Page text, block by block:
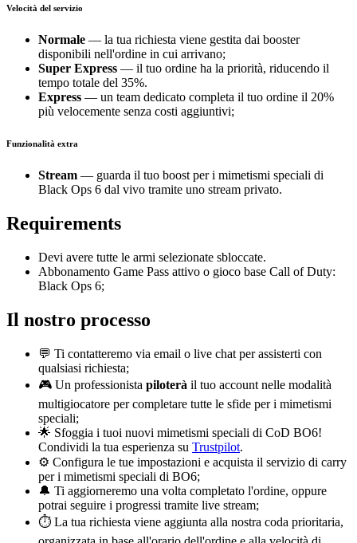
Velocità del servizio
Normale — la tua richiesta viene gestita dai booster
disponibili nell'ordine in cui arrivano;
Super Express — il tuo ordine ha la priorità, riducendo il
tempo totale del 35%.
Express — un team dedicato completa il tuo ordine il 20%
più velocemente senza costi aggiuntivi;
Funzionalità extra
Stream — guarda il tuo boost per i mimetismi speciali di
Black Ops 6 dal vivo tramite uno stream privato.
Requirements
Devi avere tutte le armi selezionate sbloccate.
Abbonamento Game Pass attivo o gioco base Call of Duty:
Black Ops 6;
Il nostro processo
💬 Ti contatteremo via email o live chat per assisterti con
qualsiasi richiesta;
🎮 Un professionista piloterà il tuo account nelle modalità
multigiocatore per completare tutte le sfide per i mimetismi
speciali;
🌟 Sfoggia i tuoi nuovi mimetismi speciali di CoD BO6!
Condividi la tua esperienza su Trustpilot.
⚙️ Configura le tue impostazioni e acquista il servizio di carry
per i mimetismi speciali di BO6;
🔔 Ti aggiorneremo una volta completato l'ordine, oppure
potrai seguire i progressi tramite live stream;
⏱️ La tua richiesta viene aggiunta alla nostra coda prioritaria,